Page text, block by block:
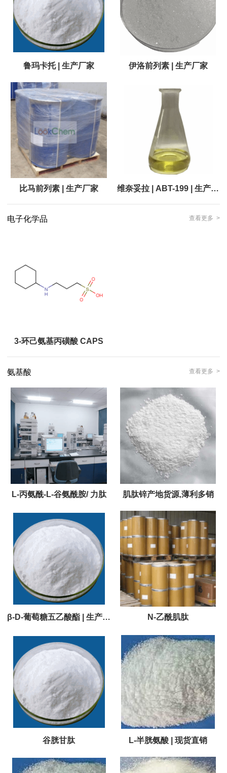
鲁玛卡托 | 生产厂家 伊洛前列素 | 生产厂家
比马前列素 | 生产厂家 维奈妥拉 | ABT-199 | 生产厂
电子化学品
查看更多 >
3-环己氨基丙磺酸 CAPS
氨基酸 查看更多 >
L-丙氨酰-L-谷氨酰胺/ 力肽 肌肽锌产地货源,薄利多销
β-D-葡萄糖五乙酸酯 | 生产厂
家
N-乙酰肌肽
谷胱甘肽 L-半胱氨酸 | 现货直销